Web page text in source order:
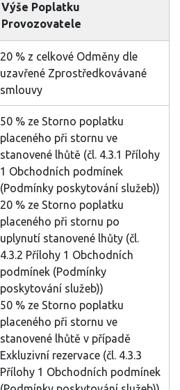
Výše Poplatku
Provozovatele
20 % z celkové Odměny dle
uzavřené Zprostředkovávané
smlouvy
50 % ze Storno poplatku
placeného při stornu ve
stanovené lhůtě (čl. 4.3.1 Přílohy
1 Obchodních podmínek
(Podmínky poskytování služeb))
20 % ze Storno poplatku
placeného při stornu po
uplynutí stanovené lhůty (čl.
4.3.2 Přílohy 1 Obchodních
podmínek (Podmínky
poskytování služeb))
50 % ze Storno poplatku
placeného při stornu ve
stanovené lhůtě v případě
Exkluzivní rezervace (čl. 4.3.3
Přílohy 1 Obchodních podmínek